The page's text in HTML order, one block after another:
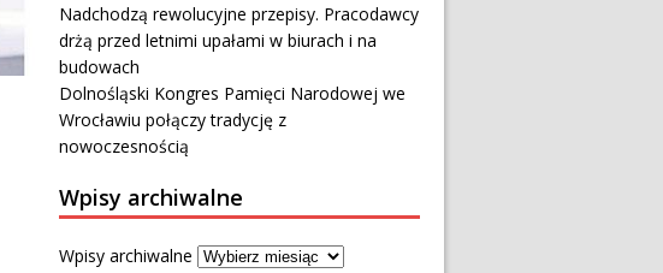
Nadchodzą rewolucyjne przepisy. Pracodawcy
drżą przed letnimi upałami w biurach i na
budowach
Dolnośląski Kongres Pamięci Narodowej we
Wrocławiu połączy tradycję z
nowoczesnością
Wpisy archiwalne
Wpisy archiwalne